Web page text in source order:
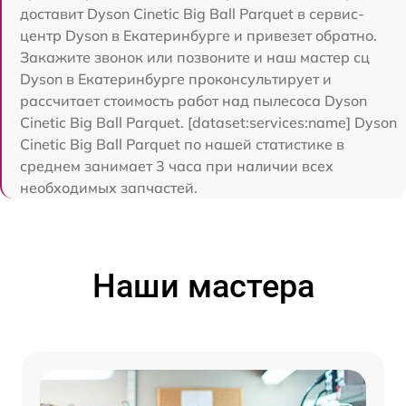
доставит Dyson Cinetic Big Ball Parquet в сервис-
центр Dyson в Екатеринбурге и привезет обратно.
Закажите звонок или позвоните и наш мастер сц
Dyson в Екатеринбурге проконсультирует и
рассчитает стоимость работ над пылесоса Dyson
Cinetic Big Ball Parquet. [dataset:services:name] Dyson
Cinetic Big Ball Parquet по нашей статистике в
среднем занимает 3 часа при наличии всех
необходимых запчастей.
Наши мастера